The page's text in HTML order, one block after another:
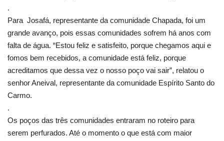
.
Para Josafá, representante da comunidade Chapada, foi um
grande avanço, pois essas comunidades sofrem há anos com
falta de água. “Estou feliz e satisfeito, porque chegamos aqui e
fomos bem recebidos, a comunidade está feliz, porque
acreditamos que dessa vez o nosso poço vai sair”, relatou o
senhor Aneival, representante da comunidade Espírito Santo do
Carmo.
.
Os poços das três comunidades entraram no roteiro para
serem perfurados. Até o momento o que está com maior